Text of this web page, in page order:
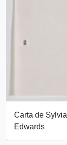
Carta de
Edwards